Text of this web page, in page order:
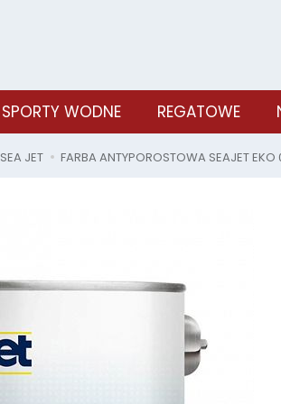
SPORTY WODNE REGATOWE
SEA JET FARBA ANTYPOROSTOWA SEAJET